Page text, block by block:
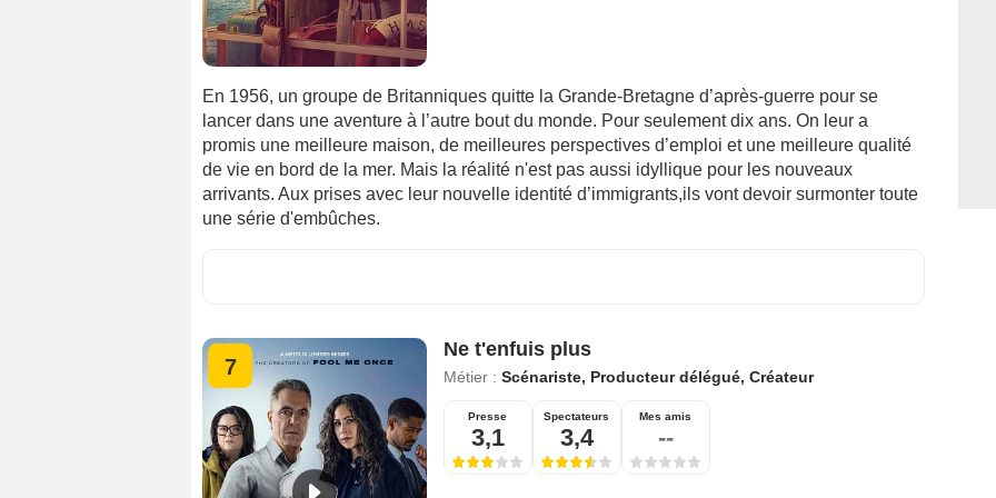
En 1956, un groupe de Britanniques quitte la Grande-Bretagne d’après-guerre pour se
lancer dans une aventure à l’autre bout du monde. Pour seulement dix ans. On leur a
promis une meilleure maison, de meilleures perspectives d’emploi et une meilleure qualité
de vie en bord de la mer. Mais la réalité n'est pas aussi idyllique pour les nouveaux
arrivants. Aux prises avec leur nouvelle identité d’immigrants,ils vont devoir surmonter toute
une série d'embûches.
7
Ne t'enfuis plus
Métier : Scénariste, Producteur délégué, Créateur
Presse
3,1
Spectateurs
3,4
Mes amis
--